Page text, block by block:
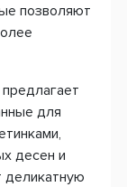
позволяют
для
десен и
деликатную